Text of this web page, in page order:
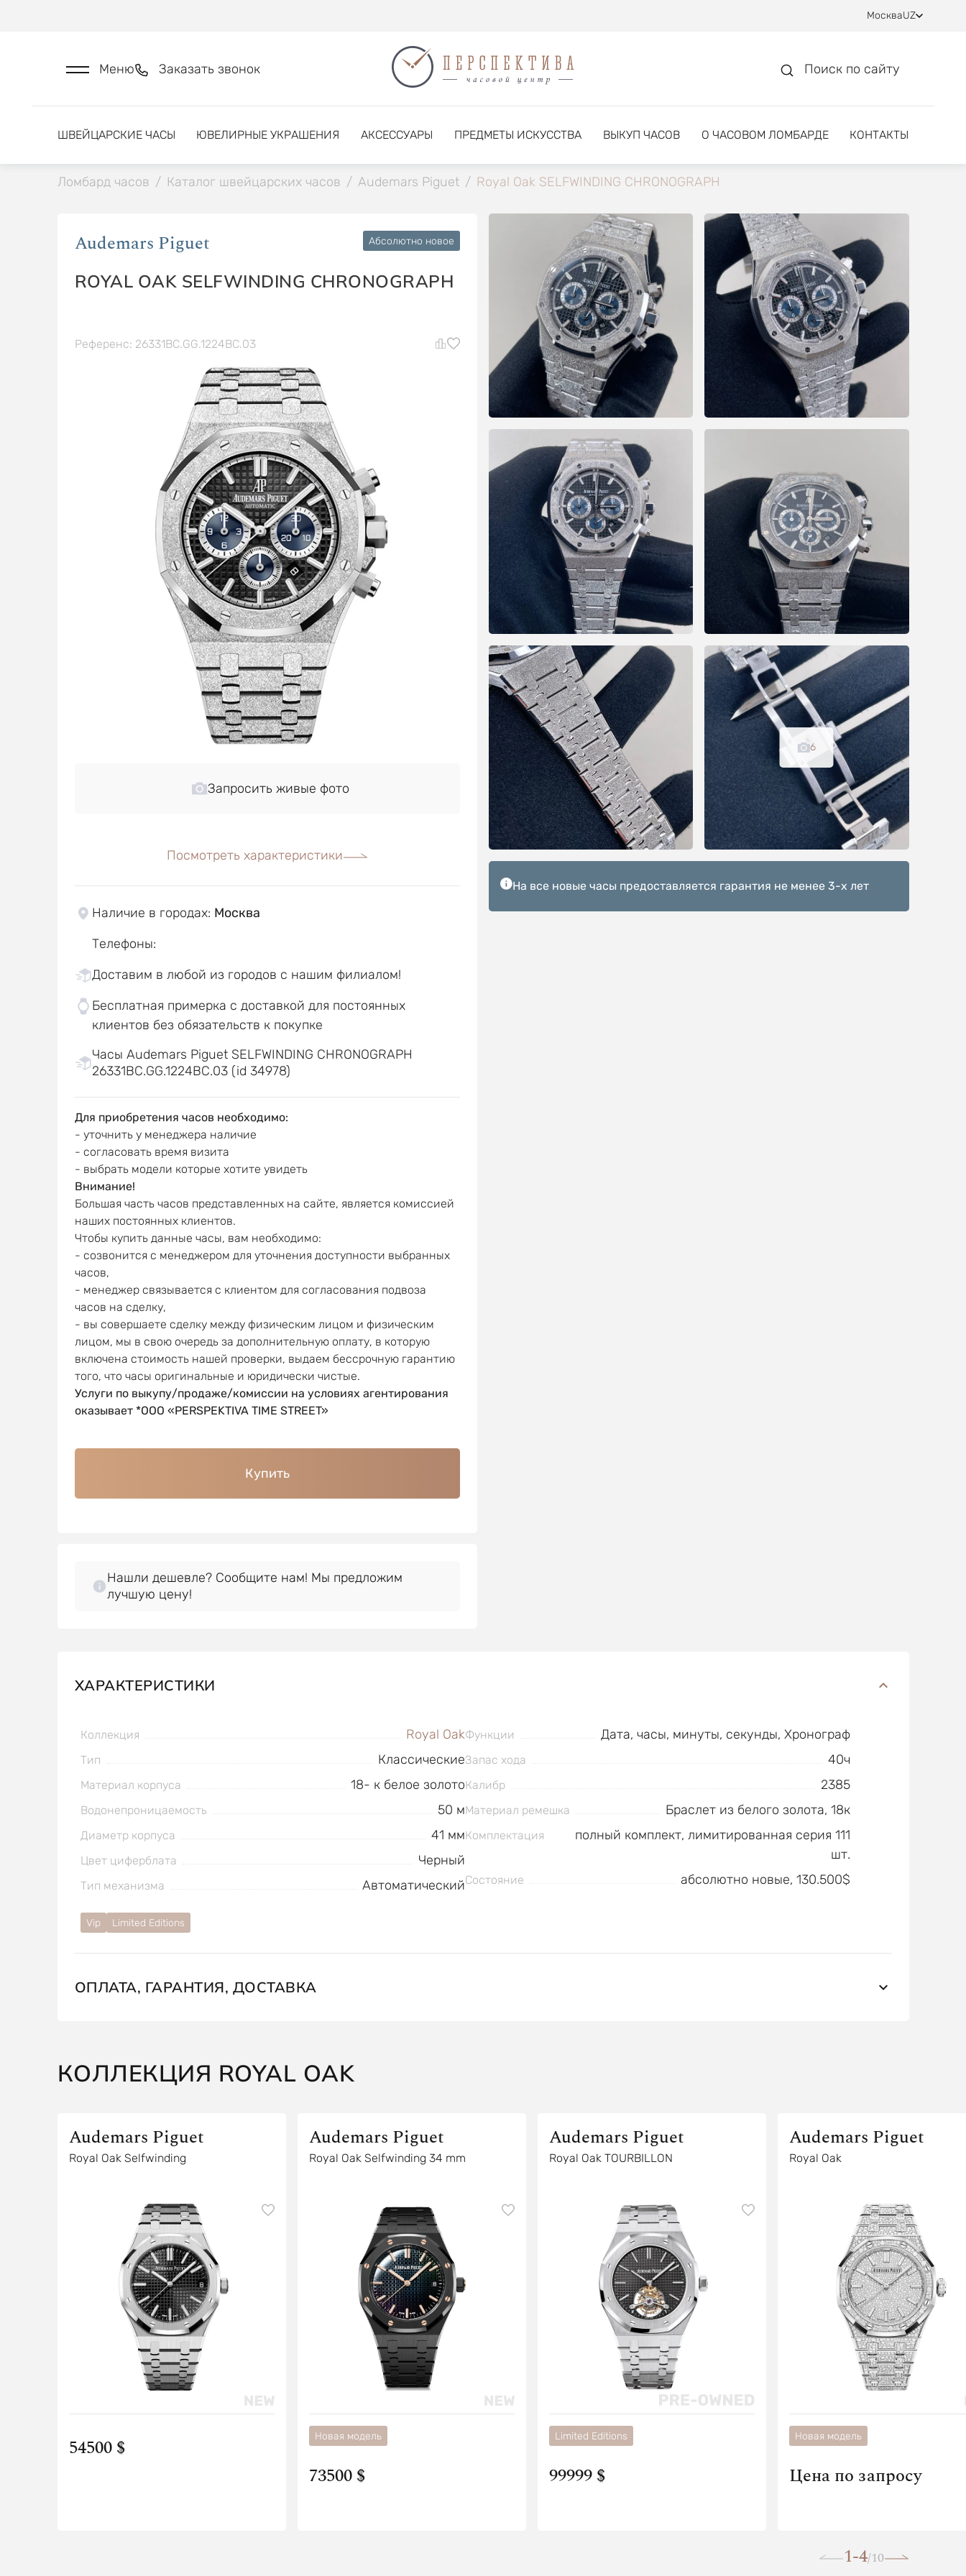
МоскваUZ
Меню Заказать звонок Поиск по сайту
ШВЕЙЦАРСКИЕ ЧАСЫ ЮВЕЛИРНЫЕ УКРАШЕНИЯ АКСЕССУАРЫ ПРЕДМЕТЫ ИСКУССТВА ВЫКУП ЧАСОВ О ЧАСОВОМ ЛОМБАРДЕ КОНТАКТЫ
Ломбард часов / Каталог швейцарских часов / Audemars Piguet / Royal Oak SELFWINDING CHRONOGRAPH
Audemars Piguet Абсолютно новое
ROYAL OAK SELFWINDING CHRONOGRAPH
Референс: 26331BC.GG.1224BC.03
Запросить живые фото
Посмотреть характеристики
Наличие в городах: Москва
Телефоны:
Доставим в любой из городов с нашим филиалом!
Бесплатная примерка с доставкой для постоянных
клиентов без обязательств к покупке
Часы Audemars Piguet SELFWINDING CHRONOGRAPH
26331BC.GG.1224BC.03 (id 34978)
Для приобретения часов необходимо:
- уточнить у менеджера наличие
- согласовать время визита
- выбрать модели которые хотите увидеть
Внимание!
Большая часть часов представленных на сайте, является комиссией
наших постоянных клиентов.
Чтобы купить данные часы, вам необходимо:
- созвонится с менеджером для уточнения доступности выбранных
часов,
- менеджер связывается с клиентом для согласования подвоза
часов на сделку,
- вы совершаете сделку между физическим лицом и физическим
лицом, мы в свою очередь за дополнительную оплату, в которую
включена стоимость нашей проверки, выдаем бессрочную гарантию
того, что часы оригинальные и юридически чистые.
Услуги по выкупу/продаже/комиссии на условиях агентирования
оказывает *OOO «PERSPEKTIVA TIME STREET»
Купить
Нашли дешевле? Сообщите нам! Мы предложим
лучшую цену!
6
На все новые часы предоставляется гарантия не менее 3-х лет
ХАРАКТЕРИСТИКИ
Коллекция Royal Oak
Тип Классические
Материал корпуса 18- к белое золото
Водонепроницаемость 50 м
Диаметр корпуса 41 мм
Цвет циферблата Черный
Тип механизма Автоматический
Функции Дата, часы, минуты, секунды, Хронограф
Запас хода 40ч
Калибр 2385
Материал ремешка Браслет из белого золота, 18к
Комплектация
полный комплект, лимитированная серия 111
шт.
Состояние абсолютно новые, 130.500$
Vip Limited Editions
ОПЛАТА, ГАРАНТИЯ, ДОСТАВКА
КОЛЛЕКЦИЯ ROYAL OAK
Audemars Piguet
Royal Oak Selfwinding
54500 $
Audemars Piguet
Royal Oak Selfwinding 34 mm
Новая модель
73500 $
Audemars Piguet
Royal Oak TOURBILLON
Limited Editions
99999 $
Audemars Piguet
Royal Oak
Новая модель
Цена по запросу
1-4/10